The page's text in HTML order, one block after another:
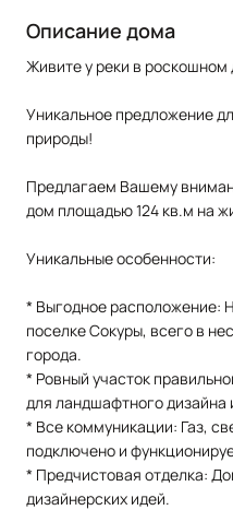
Описание дома
Живите у реки в роскошном
Уникальное предложение
природы!
Предлагаем Вашему
дом площадью 124 кв.м на
Уникальные особенности:
* Выгодное расположение:
поселке Сокуры, всего в
города.
* Ровный участок
для ландшафтного дизайна
* Все коммуникации: Газ,
подключено и
* Предчистовая отделка:
дизайнерских идей.